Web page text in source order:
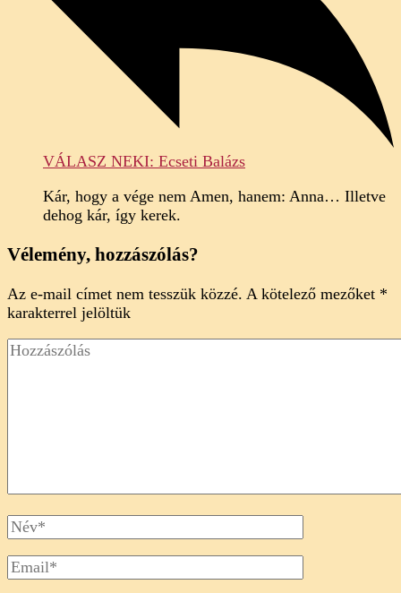
VÁLASZ NEKI: Ecseti Balázs
Kár, hogy a vége nem Amen, hanem: Anna… Illetve
dehog kár, így kerek.
Vélemény, hozzászólás?
Az e-mail címet nem tesszük közzé. A kötelező mezőket *
karakterrel jelöltük
Hozzászólás
Full
Name
Email